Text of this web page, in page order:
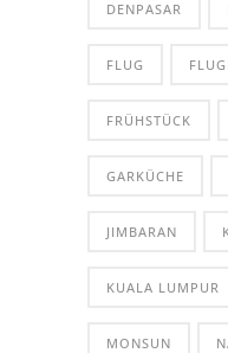
DENPASAR
FLUG
FRÜHSTÜCK
GARKÜCHE
JIMBARAN
KUALA LUMPUR
MONSUN